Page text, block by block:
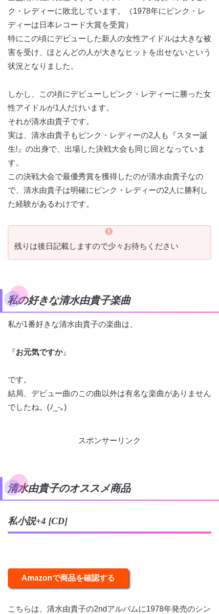
ク・レディーに敗北しています。（1978年にピンク・レ
ディーは日本レコード大賞を受賞）
特にこの頃にデビューした新人の女性アイドルは大きな被
害を受け、ほとんどの人が大きなヒットを出せないという
状況となりました。
しかし、この頃にデビューしピンク・レディーに勝った女
性アイドルが1人だけいます。
それが清水由貴子です。
実は、清水由貴子もピンク・レディーの2人も『スター誕
生!』の出身で、出場した決戦大会も同じ回となっていま
す。
この決戦大会で最優秀賞を獲得したのが清水由貴子なの
で、清水由貴子は明確にピンク・レディーの2人に勝利し
た経験があるわけです。
残りは後日記載しますので少々お待ちください
私の好きな清水由貴子楽曲
私が1番好きな清水由貴子の楽曲は、
『お元気ですか』
です。
結局、デビュー曲のこの曲以外は有名な楽曲がありません
でしたね。(ﾉ_-｡)
スポンサーリンク
清水由貴子のオススメ商品
私小説+4 [CD]
Amazonで商品を確認する
こちらは、清水由貴子の2ndアルバムに1978年発売のシン